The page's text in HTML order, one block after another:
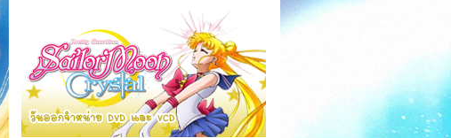
Pretty Guardian Sailor Moon 11
Pretty Guardian Sailor Moon 12
Pretty Guardian Sailor Moon Short
Stories 1
■ 09/2018Pretty Guardian Sailor Moon Short
Stories 2
■ 01/2022Pretty Guardian Sailor Moon Eternal
Edition 1
■ 01/2022Pretty Guardian Sailor Moon Eternal
Edition 2